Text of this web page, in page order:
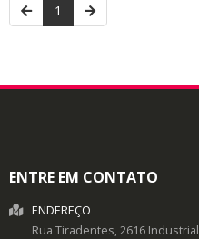
1
ENTRE EM CONTATO
ENDEREÇO
Rua Tiradentes, 2616 Industrial